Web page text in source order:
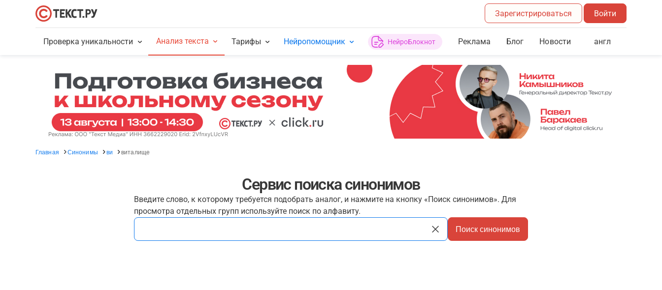
Зарегистрироваться Войти
Проверка уникальности Анализ текста Тарифы Нейропомощник НейроБлокнот Реклама Блог Новости англ
Главная Синонимы ви виталище
Сервис поиска синонимов
Введите слово, к которому требуется подобрать аналог, и нажмите на кнопку «Поиск синонимов». Для
просмотра отдельных групп используйте поиск по алфавиту.
Поиск синонимов